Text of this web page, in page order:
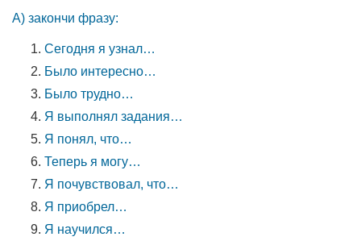
А) закончи фразу:
Сегодня я узнал…
Было интересно…
Было трудно…
Я выполнял задания…
Я понял, что…
Теперь я могу…
Я почувствовал, что…
Я приобрел…
Я научился…